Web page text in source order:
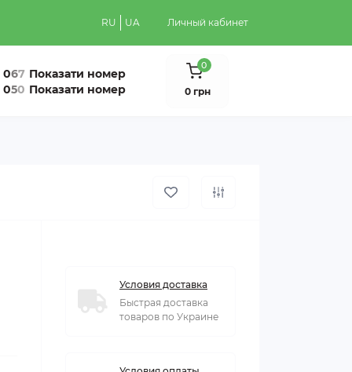
RU UA Личный кабинет
067 Показати номер
050 Показати номер
0
0 грн
Условия доставка
Быстрая доставка
товаров по Украине